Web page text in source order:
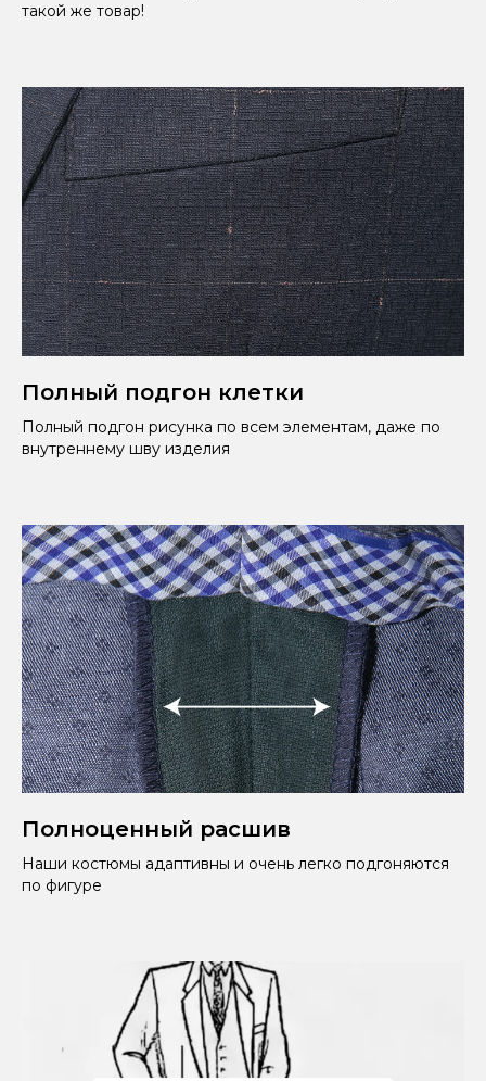
такой же товар!
Полный подгон клетки
Полный подгон рисунка по всем элементам, даже по
внутреннему шву изделия
Полноценный расшив
Наши костюмы адаптивны и очень легко подгоняются
по фигуре